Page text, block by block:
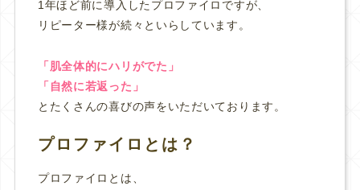
1年ほど前に導入したプロファイロですが、
リピーター様が続々といらしています。
「肌全体的にハリがでた」
「自然に若返った」
とたくさんの喜びの声をいただいております。
プロファイロとは？
プロファイロとは、